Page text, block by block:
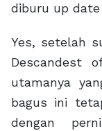
diburu up
Yes, setelah
Descandest
utamanya
bagus ini
dengan